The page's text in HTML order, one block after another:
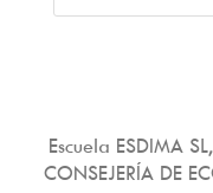
Escuela ESDIMA
CONSEJERÍA DE